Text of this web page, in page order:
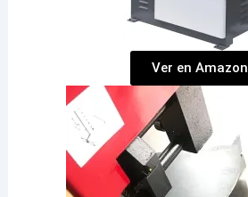
Ver en Amazon